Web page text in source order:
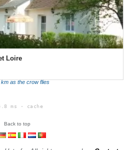
Loire
km as the crow flies
ms · cache
Back to top